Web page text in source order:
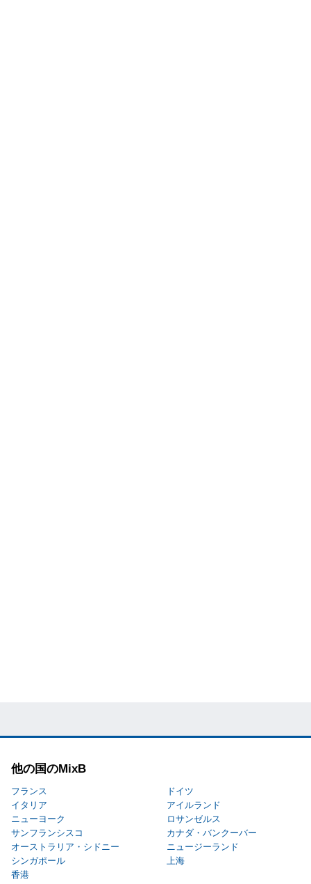
他の国のMixB
フランス
ドイツ
イタリア
アイルランド
ニューヨーク
ロサンゼルス
サンフランシスコ
カナダ・バンクーバー
オーストラリア・シドニー
ニュージーランド
シンガポール
上海
香港